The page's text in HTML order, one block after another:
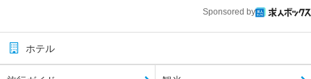
Sponsored by
ホテル